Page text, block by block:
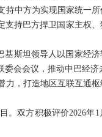
中方为实现国家统一
持巴方捍卫国家主权
斯坦领导人以国家经济
会会议，推动中巴经济
，打造地区互联互通
。双方积极评价2026年